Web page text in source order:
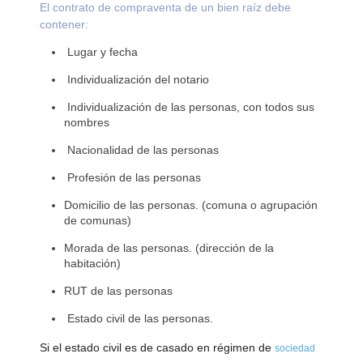
El contrato de compraventa de un bien raíz debe
contener:
Lugar y fecha
Individualización del notario
Individualización de las personas, con todos sus
nombres
Nacionalidad de las personas
Profesión de las personas
Domicilio de las personas. (comuna o agrupación
de comunas)
Morada de las personas. (dirección de la
habitación)
RUT de las personas
Estado civil de las personas.
Si el estado civil es de casado en régimen de sociedad